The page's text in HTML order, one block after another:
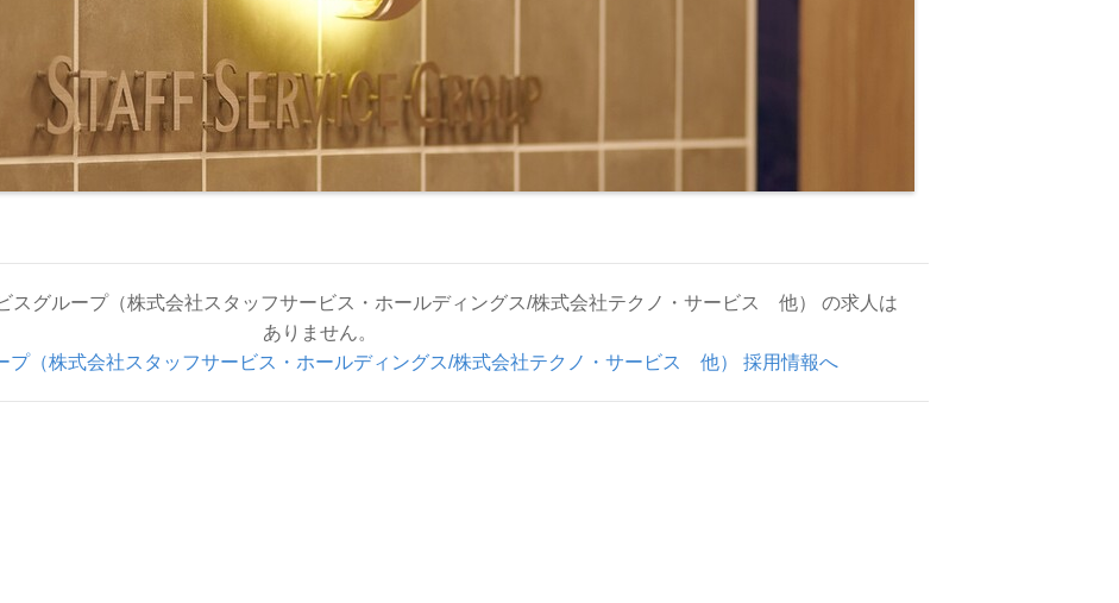
スグループ（株式会社スタッフサービス・ホールディングス/株式会社テクノ・サービス 他） の求人は
ありません。
プ（株式会社スタッフサービス・ホールディングス/株式会社テクノ・サービス 他） 採用情報へ